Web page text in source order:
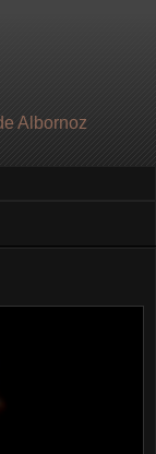
Albornoz